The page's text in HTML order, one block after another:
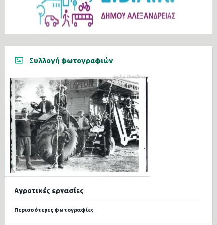
Συλλογή φωτογραφιών
Αγροτικές εργασίες
Περισσότερες φωτογραφίες